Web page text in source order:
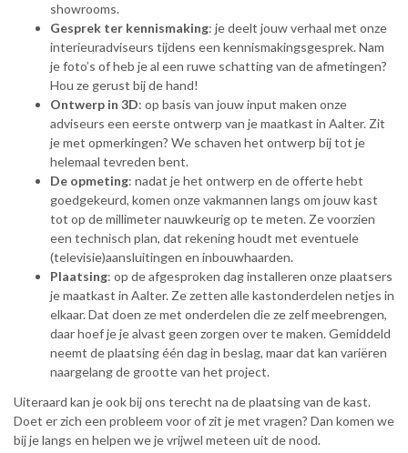
showrooms.
Gesprek ter kennismaking: je deelt jouw verhaal met onze
interieuradviseurs tijdens een kennismakingsgesprek. Nam
je foto’s of heb je al een ruwe schatting van de afmetingen?
Hou ze gerust bij de hand!
Ontwerp in 3D: op basis van jouw input maken onze
adviseurs een eerste ontwerp van je maatkast in Aalter. Zit
je met opmerkingen? We schaven het ontwerp bij tot je
helemaal tevreden bent.
De opmeting: nadat je het ontwerp en de offerte hebt
goedgekeurd, komen onze vakmannen langs om jouw kast
tot op de millimeter nauwkeurig op te meten. Ze voorzien
een technisch plan, dat rekening houdt met eventuele
(televisie)aansluitingen en inbouwhaarden.
Plaatsing: op de afgesproken dag installeren onze plaatsers
je maatkast in Aalter. Ze zetten alle kastonderdelen netjes in
elkaar. Dat doen ze met onderdelen die ze zelf meebrengen,
daar hoef je je alvast geen zorgen over te maken. Gemiddeld
neemt de plaatsing één dag in beslag, maar dat kan variëren
naargelang de grootte van het project.
Uiteraard kan je ook bij ons terecht na de plaatsing van de kast.
Doet er zich een probleem voor of zit je met vragen? Dan komen we
bij je langs en helpen we je vrijwel meteen uit de nood.